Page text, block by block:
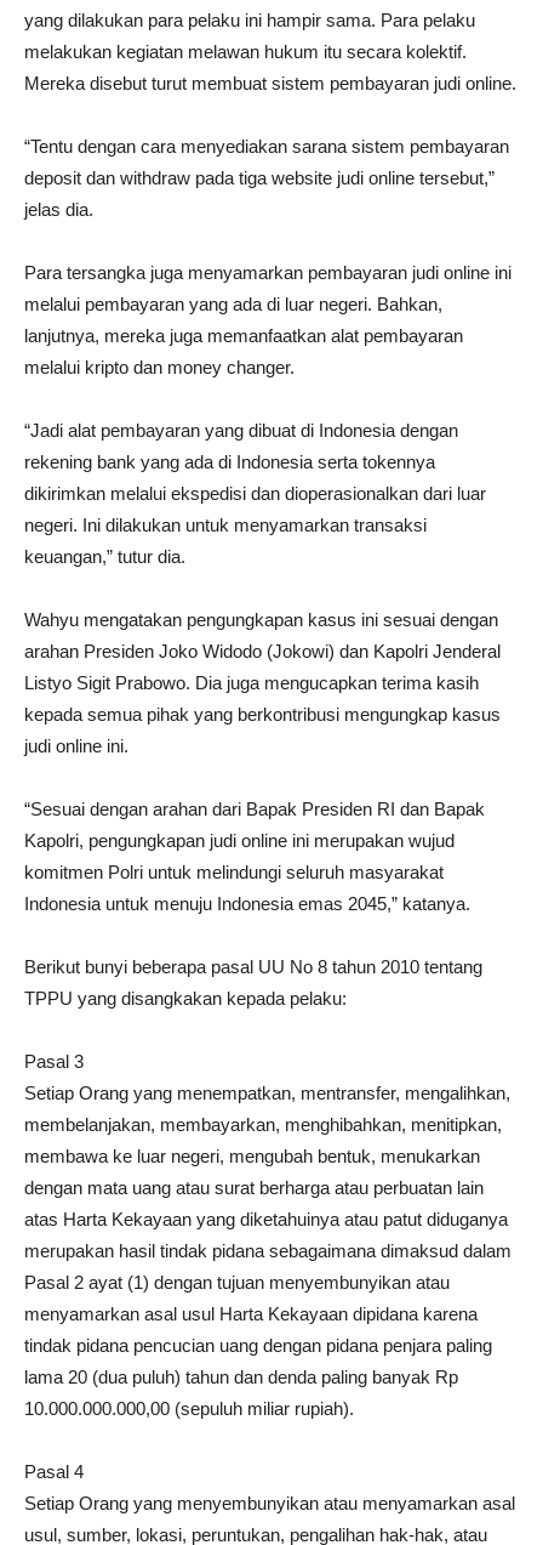
yang dilakukan para pelaku ini hampir sama. Para pelaku
melakukan kegiatan melawan hukum itu secara kolektif.
Mereka disebut turut membuat sistem pembayaran judi online.
“Tentu dengan cara menyediakan sarana sistem pembayaran
deposit dan withdraw pada tiga website judi online tersebut,”
jelas dia.
Para tersangka juga menyamarkan pembayaran judi online ini
melalui pembayaran yang ada di luar negeri. Bahkan,
lanjutnya, mereka juga memanfaatkan alat pembayaran
melalui kripto dan money changer.
“Jadi alat pembayaran yang dibuat di Indonesia dengan
rekening bank yang ada di Indonesia serta tokennya
dikirimkan melalui ekspedisi dan dioperasionalkan dari luar
negeri. Ini dilakukan untuk menyamarkan transaksi
keuangan,” tutur dia.
Wahyu mengatakan pengungkapan kasus ini sesuai dengan
arahan Presiden Joko Widodo (Jokowi) dan Kapolri Jenderal
Listyo Sigit Prabowo. Dia juga mengucapkan terima kasih
kepada semua pihak yang berkontribusi mengungkap kasus
judi online ini.
“Sesuai dengan arahan dari Bapak Presiden RI dan Bapak
Kapolri, pengungkapan judi online ini merupakan wujud
komitmen Polri untuk melindungi seluruh masyarakat
Indonesia untuk menuju Indonesia emas 2045,” katanya.
Berikut bunyi beberapa pasal UU No 8 tahun 2010 tentang
TPPU yang disangkakan kepada pelaku:
Pasal 3
Setiap Orang yang menempatkan, mentransfer, mengalihkan,
membelanjakan, membayarkan, menghibahkan, menitipkan,
membawa ke luar negeri, mengubah bentuk, menukarkan
dengan mata uang atau surat berharga atau perbuatan lain
atas Harta Kekayaan yang diketahuinya atau patut diduganya
merupakan hasil tindak pidana sebagaimana dimaksud dalam
Pasal 2 ayat (1) dengan tujuan menyembunyikan atau
menyamarkan asal usul Harta Kekayaan dipidana karena
tindak pidana pencucian uang dengan pidana penjara paling
lama 20 (dua puluh) tahun dan denda paling banyak Rp
10.000.000.000,00 (sepuluh miliar rupiah).
Pasal 4
Setiap Orang yang menyembunyikan atau menyamarkan asal
usul, sumber, lokasi, peruntukan, pengalihan hak-hak, atau